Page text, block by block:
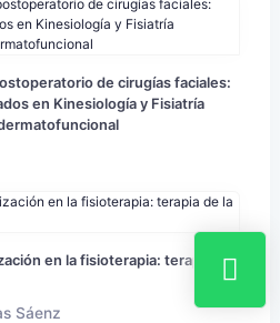
de cirugías faciales:
en Kinesiología y Fisiatría
en la fisioterapia: terapia de
Sáenz